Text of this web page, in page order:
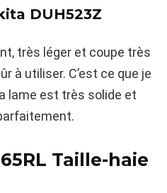
DUH523Z
très léger et coupe très
à utiliser. C’est ce que je
lame est très solide et
Taille-haie